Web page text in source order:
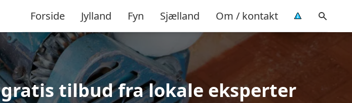
Forside Jylland Fyn Sjælland Om / kontakt
tilbud fra lokale eksperter